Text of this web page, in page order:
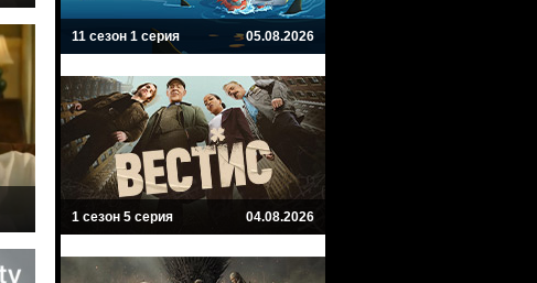
11 сезон 1 серия 05.08.2026
1 сезон 5 серия 04.08.2026